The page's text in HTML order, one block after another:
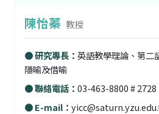
陳怡蓁 教授
● 研究專長： 英語教學理論、第二
隱喻及借喻
● 聯絡電話： 03-463-8800 # 2728
● E-mail：